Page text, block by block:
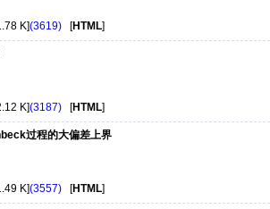
K](3619) [HTML]
K](3187) [HTML]
过程的大偏差上界
K](3557) [HTML]